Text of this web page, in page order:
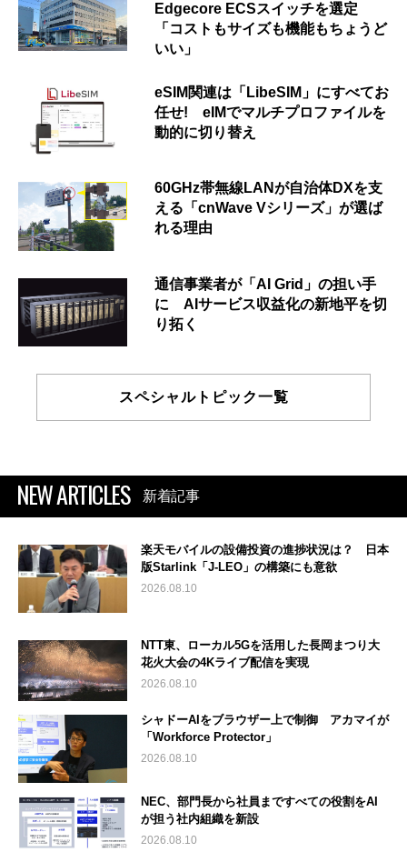
Edgecore ECSスイッチを選定
「コストもサイズも機能もちょうど
いい」
eSIM関連は「LibeSIM」にすべてお
任せ! eIMでマルチプロファイルを
動的に切り替え
60GHz帯無線LANが自治体DXを支
える「cnWave Vシリーズ」が選ば
れる理由
通信事業者が「AI Grid」の担い手
に AIサービス収益化の新地平を切
り拓く
スペシャルトピック一覧
NEW ARTICLES 新着記事
楽天モバイルの設備投資の進捗状況は？ 日本
版Starlink「J-LEO」の構築にも意欲
2026.08.10
NTT東、ローカル5Gを活用した長岡まつり大
花火大会の4Kライブ配信を実現
2026.08.10
シャドーAIをブラウザー上で制御 アカマイが
「Workforce Protector」
2026.08.10
NEC、部門長から社員まですべての役割をAI
が担う社内組織を新設
2026.08.10